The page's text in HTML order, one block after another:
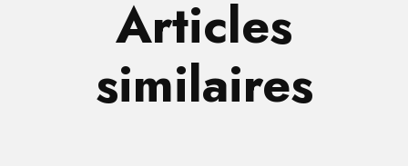
Articles
similaires